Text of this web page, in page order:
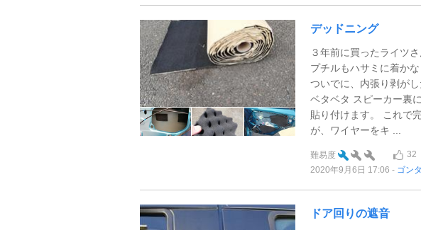
デッドニング
３年前に買ったライツ
プチルもハサミに着か
ついでに、内張り剥が
ベタベタ スピーカー裏
貼り付けます。 これで
が、ワイヤーをキ ...
難易度 32
2020年9月6日 17:06
ゴン
ドア回りの遮音